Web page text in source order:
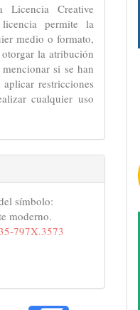
Creative
permite la
medio o formato,
la atribución
si se han
restricciones
cualquier uso
símbolo:
moderno.
797X.3573